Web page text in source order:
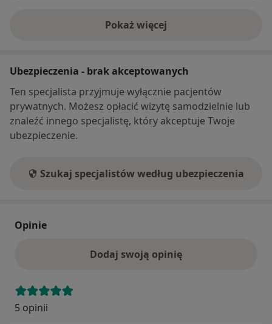
Pokaż więcej
o adresie
Ubezpieczenia - brak akceptowanych
Ten specjalista przyjmuje wyłącznie pacjentów
prywatnych. Możesz opłacić wizytę samodzielnie lub
znaleźć innego specjalistę, który akceptuje Twoje
ubezpieczenie.
Szukaj specjalistów według ubezpieczenia
Opinie
Dodaj swoją opinię
5 opinii